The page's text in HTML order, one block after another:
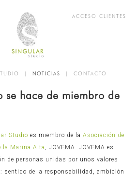
ACCESO CLIENTES
| NOTICIAS | CONTACTO
se hace de miembro de
Studio es miembro de la Asociación de
la Marina Alta , JOVEMA. JOVEMA es
de personas unidas por unos valores
sentido de la responsabilidad, ambición